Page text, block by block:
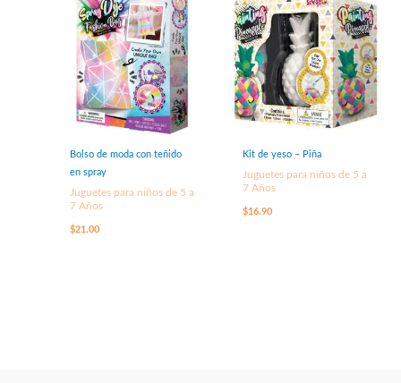
Bolso de moda con teñido
en spray
Juguetes para niños de 5 a
7 Años
$21.00
Kit de yeso – Piña
Juguetes para niños de 5 a
7 Años
$16.90